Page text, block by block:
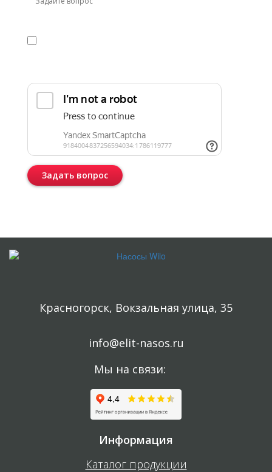
Задать вопрос
Красногорск, Вокзальная улица, 35
info@elit-nasos.ru
Мы на связи:
Информация
Каталог продукции